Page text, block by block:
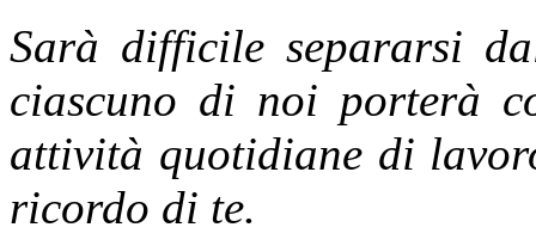
Sarà difficile separarsi
ciascuno di noi porterà
attività quotidiane di
ricordo di te.